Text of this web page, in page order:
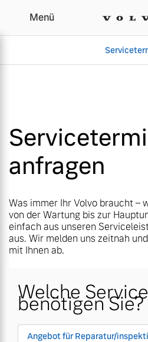
Ihr Volvo
Menü
Aktuelle
Gebrauchtwagen
Aktuelle
Über uns
Unsere News & Events
Menü
Aktuelle
Gebrauchtwagen
Aktuelle
Über uns
Unsere News & Events
anfragen
Was immer Ihr Volvo braucht –
von der Wartung bis zur
einfach aus unseren
aus. Wir melden uns zeitnah
mit Ihnen ab.
Welche
benötigen Sie?
Angebot für Reparatur/